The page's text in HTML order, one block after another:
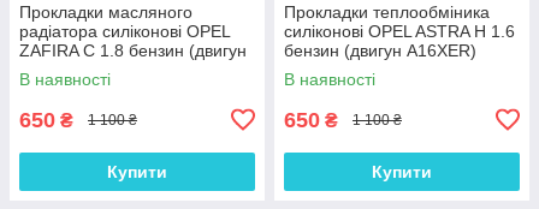
Прокладки масляного
радіатора силіконові OPEL
ZAFIRA C 1.8 бензин (двигун
A18XEL) комплект 16 шт.
В наявності
650 ₴ 1 100 ₴
Купити
Прокладки теплообміника
силіконові OPEL ASTRA H 1.6
бензин (двигун A16XER)
комплект 16 шт.
В наявності
650 ₴ 1 100 ₴
Купити